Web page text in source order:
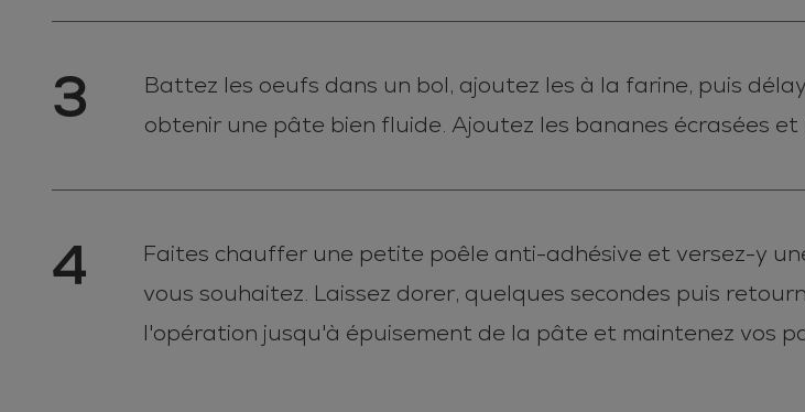
3
Battez les oeufs dans un bol, ajoutez les à la farine, puis
obtenir une pâte bien fluide. Ajoutez les bananes écrasées et
4
Faites chauffer une petite poêle anti-adhésive et versez-y
vous souhaitez. Laissez dorer, quelques secondes puis
l'opération jusqu'à épuisement de la pâte et maintenez vos